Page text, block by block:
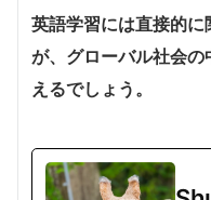
英語学習には直接的
が、グローバル社会
えるでしょう。